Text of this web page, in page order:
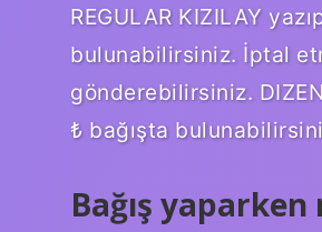
REGULAR KIZILAY
bulunabilirsiniz. İptal
gönderebilirsiniz.
₺ bağışta
Bağış